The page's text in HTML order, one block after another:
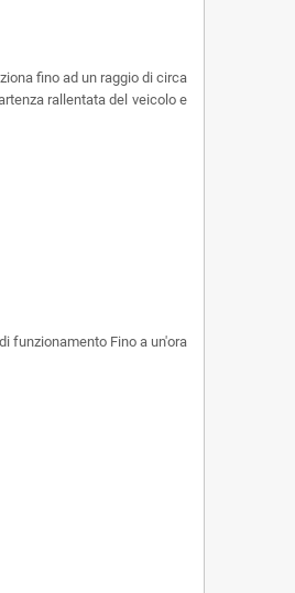
fino ad un raggio di circa
rallentata del veicolo e
funzionamento Fino a un'ora